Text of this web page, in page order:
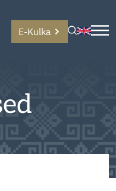
E-Kulka